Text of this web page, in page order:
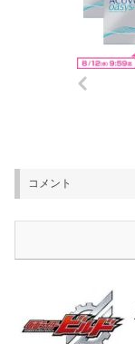
コメント